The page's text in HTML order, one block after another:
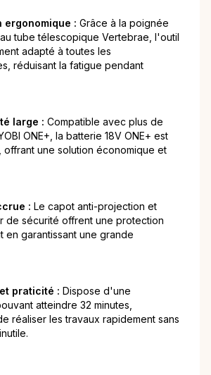
ergonomique : Grâce à la poignée
tube télescopique Vertebrae, l'outil
adapté à toutes les
réduisant la fatigue pendant
large : Compatible avec plus de
ONE+, la batterie 18V ONE+ est
offrant une solution économique et
: Le capot anti-projection et
de sécurité offrent une protection
en garantissant une grande
praticité : Dispose d'une
atteindre 32 minutes,
réaliser les travaux rapidement sans